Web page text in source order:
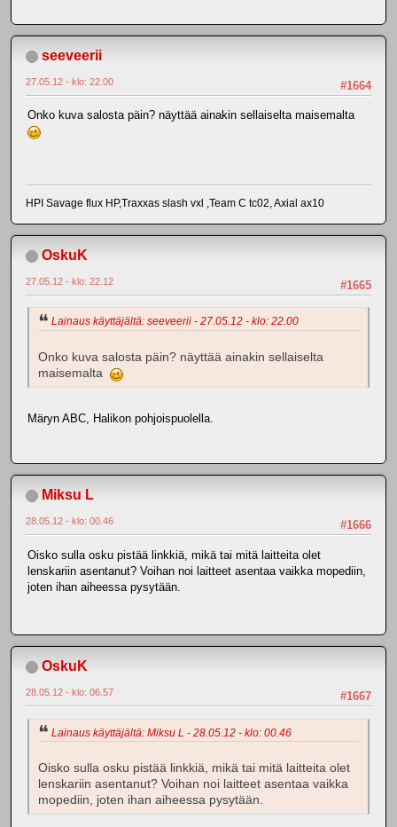
seeveerii
#1664
27.05.12 - klo: 22.00
Onko kuva salosta päin? näyttää ainakin sellaiselta maisemalta
HPI Savage flux HP,Traxxas slash vxl ,Team C tc02, Axial ax10
OskuK
#1665
27.05.12 - klo: 22.12
Lainaus käyttäjältä: seeveerii - 27.05.12 - klo: 22.00
Onko kuva salosta päin? näyttää ainakin sellaiselta
maisemalta
Märyn ABC, Halikon pohjoispuolella.
Miksu L
#1666
28.05.12 - klo: 00.46
Oisko sulla osku pistää linkkiä, mikä tai mitä laitteita olet
lenskariin asentanut? Voihan noi laitteet asentaa vaikka mopediin,
joten ihan aiheessa pysytään.
OskuK
#1667
28.05.12 - klo: 06.57
Lainaus käyttäjältä: Miksu L - 28.05.12 - klo: 00.46
Oisko sulla osku pistää linkkiä, mikä tai mitä laitteita olet
lenskariin asentanut? Voihan noi laitteet asentaa vaikka
mopediin, joten ihan aiheessa pysytään.